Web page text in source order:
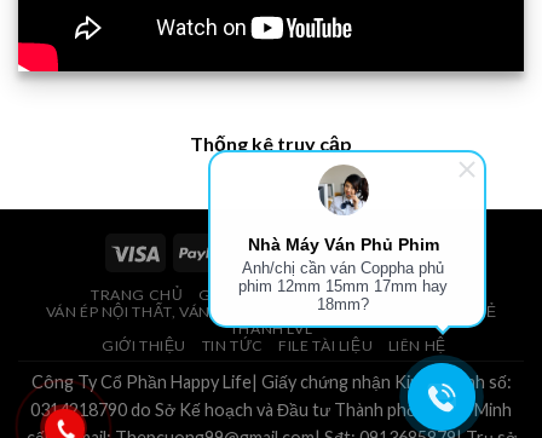
Thống kê truy cập
TRANG CHỦ
GIÁ VÁN PHỦ PHIM, VÁN COPPHA
VÁN ÉP NỘI THẤT, VÁN ÉP BAO BÌ, VÁN SOFA, PALLETS, VÁN SẺ
THANH LVL
GIỚI THIỆU
TIN TỨC FILE TÀI LIỆU LIÊN HỆ
Công Ty Cổ Phần Happy Life| Giấy chứng nhận Kinh Doanh số:
0314218790 do Sở Kế hoạch và Đầu tư Thành phố Hồ Chí Minh
Nhà Máy Ván Phủ Phim
Anh/chị cần ván Coppha phủ
phim 12mm 15mm 17mm hay
18mm?